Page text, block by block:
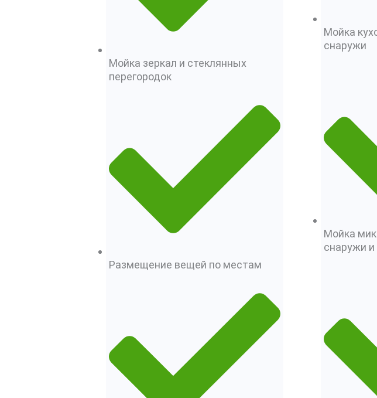
Мойка зеркал и стеклянных
перегородок
Размещение вещей по местам
Мойка
снаружи
Мойка
снаружи и